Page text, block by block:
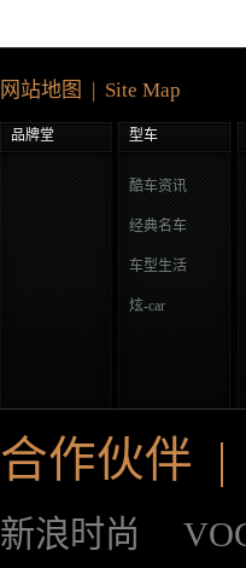
网站地图 | Site Map
品牌堂 型车
酷车资讯
经典名车
车型生活
炫-car
合作伙伴 |
新浪时尚